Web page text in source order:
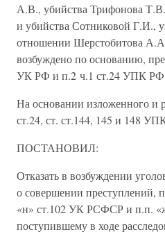
А.В., убийства Трифонова
и убийства Сотниковой Г.И.,
отношении Шерстобитова
возбуждено по основанию,
УК РФ и п.2 ч.1 ст.24 УПК
На основании изложенного и
ст.24, ст. ст.144, 145 и 148
ПОСТАНОВИЛ:
Отказать в возбуждении
о совершении преступлений,
«н» ст.102 УК РСФСР и п.п.
поступившему в ходе